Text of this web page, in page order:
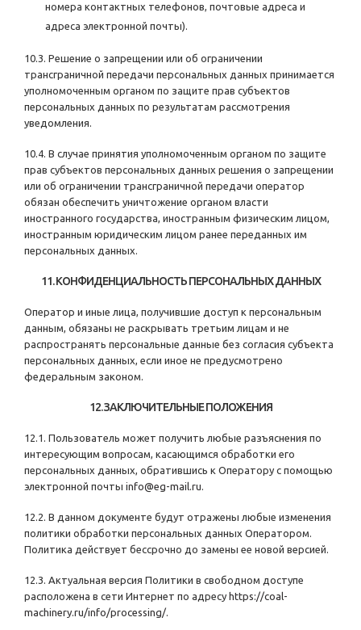
номера контактных телефонов, почтовые адреса и
адреса электронной почты).
10.3. Решение о запрещении или об ограничении
трансграничной передачи персональных данных принимается
уполномоченным органом по защите прав субъектов
персональных данных по результатам рассмотрения
уведомления.
10.4. В случае принятия уполномоченным органом по защите
прав субъектов персональных данных решения о запрещении
или об ограничении трансграничной передачи оператор
обязан обеспечить уничтожение органом власти
иностранного государства, иностранным физическим лицом,
иностранным юридическим лицом ранее переданных им
персональных данных.
11. КОНФИДЕНЦИАЛЬНОСТЬ ПЕРСОНАЛЬНЫХ ДАННЫХ
Оператор и иные лица, получившие доступ к персональным
данным, обязаны не раскрывать третьим лицам и не
распространять персональные данные без согласия субъекта
персональных данных, если иное не предусмотрено
федеральным законом.
12. ЗАКЛЮЧИТЕЛЬНЫЕ ПОЛОЖЕНИЯ
12.1. Пользователь может получить любые разъяснения по
интересующим вопросам, касающимся обработки его
персональных данных, обратившись к Оператору с помощью
электронной почты info@eg-mail.ru.
12.2. В данном документе будут отражены любые изменения
политики обработки персональных данных Оператором.
Политика действует бессрочно до замены ее новой версией.
12.3. Актуальная версия Политики в свободном доступе
расположена в сети Интернет по адресу https://coal-
machinery.ru/info/processing/.